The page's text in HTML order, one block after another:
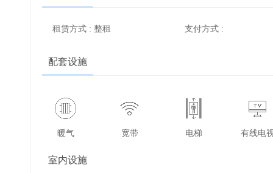
租赁方式 : 整租 支付方式 :
配套设施
暖气 宽带 电梯 有线电
室内设施